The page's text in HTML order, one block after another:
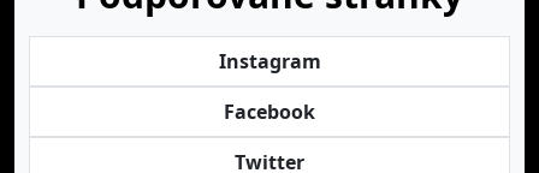
Instagram
Facebook
Twitter